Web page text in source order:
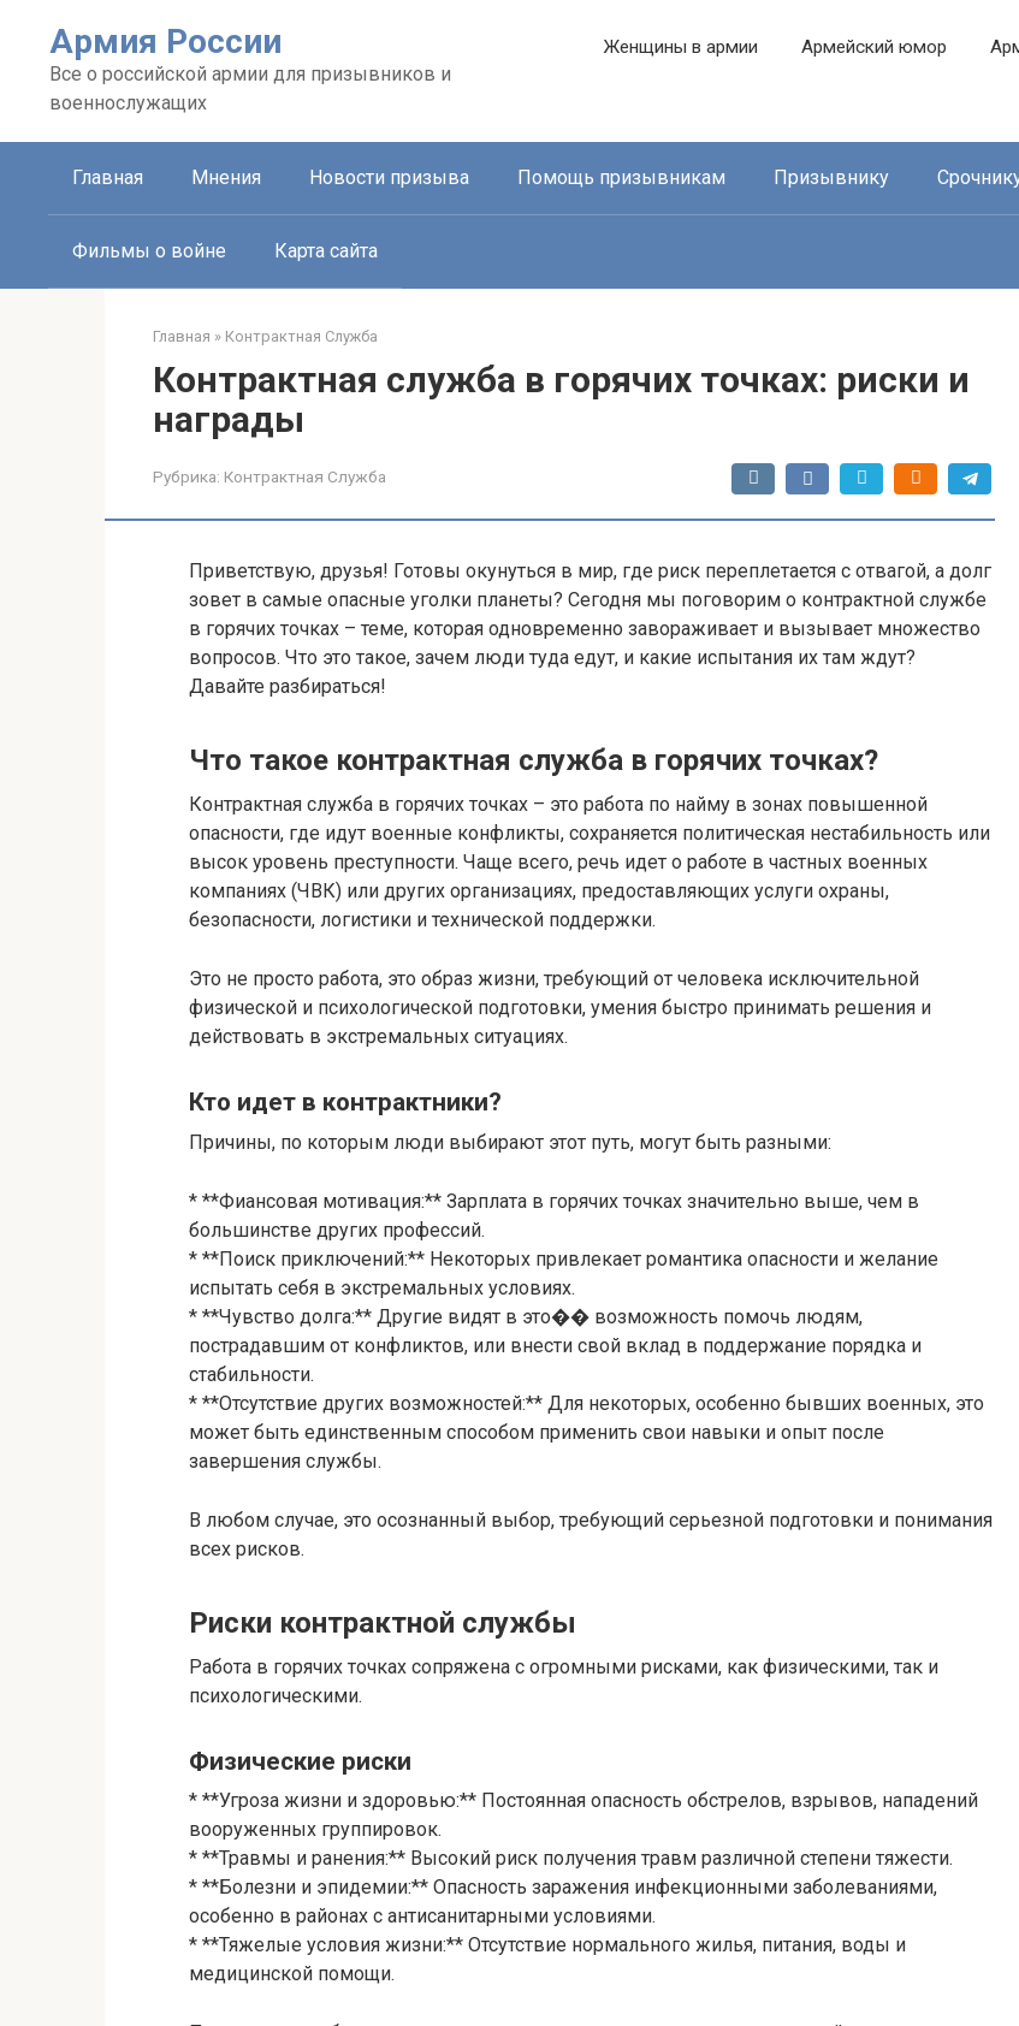
контенту
Армия России
Все о российской армии для призывников и
военнослужащих
Женщины в армии Армейский юмор
Главная Мнения Новости призыва Помощь призывникам Призывнику
Фильмы о войне Карта сайта
Главная » Контрактная Служба
Контрактная служба в горячих точках: риски и
награды
Рубрика: Контрактная Служба
Приветствую, друзья! Готовы окунуться в мир, где риск переплетается с отвагой, а долг
зовет в самые опасные уголки планеты? Сегодня мы поговорим о контрактной службе
в горячих точках – теме, которая одновременно завораживает и вызывает множество
вопросов. Что это такое, зачем люди туда едут, и какие испытания их там ждут?
Давайте разбираться!
Что такое контрактная служба в горячих точках?
Контрактная служба в горячих точках – это работа по найму в зонах повышенной
опасности, где идут военные конфликты, сохраняется политическая нестабильность или
высок уровень преступности. Чаще всего, речь идет о работе в частных военных
компаниях (ЧВК) или других организациях, предоставляющих услуги охраны,
безопасности, логистики и технической поддержки.
Это не просто работа, это образ жизни, требующий от человека исключительной
физической и психологической подготовки, умения быстро принимать решения и
действовать в экстремальных ситуациях.
Кто идет в контрактники?
Причины, по которым люди выбирают этот путь, могут быть разными:
* **Фиансовая мотивация:** Зарплата в горячих точках значительно выше, чем в
большинстве других профессий.
* **Поиск приключений:** Некоторых привлекает романтика опасности и желание
испытать себя в экстремальных условиях.
* **Чувство долга:** Другие видят в это�� возможность помочь людям,
пострадавшим от конфликтов, или внести свой вклад в поддержание порядка и
стабильности.
* **Отсутствие других возможностей:** Для некоторых, особенно бывших военных, это
может быть единственным способом применить свои навыки и опыт после
завершения службы.
В любом случае, это осознанный выбор, требующий серьезной подготовки и понимания
всех рисков.
Риски контрактной службы
Работа в горячих точках сопряжена с огромными рисками, как физическими, так и
психологическими.
Физические риски
* **Угроза жизни и здоровью:** Постоянная опасность обстрелов, взрывов, нападений
вооруженных группировок.
* **Травмы и ранения:** Высокий риск получения травм различной степени тяжести.
* **Болезни и эпидемии:** Опасность заражения инфекционными заболеваниями,
особенно в районах с антисанитарными условиями.
* **Тяжелые условия жизни:** Отсутствие нормального жилья, питания, воды и
медицинской помощи.